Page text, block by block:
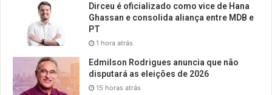
Dirceu é oficializado como vice de Hana
Ghassan e consolida aliança entre MDB e
PT
1 hora atrás
Edmilson Rodrigues anuncia que não
disputará as eleições de 2026
15 horas atrás